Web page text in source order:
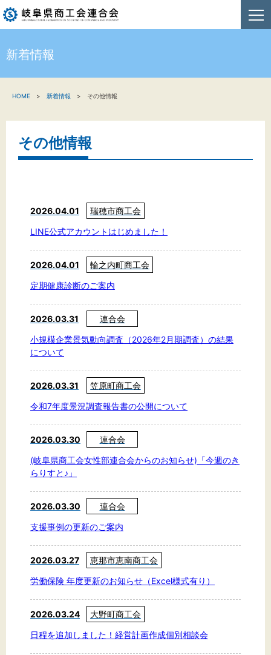
新着情報
関係機関の方へ
お問い合わせ
文字サイズ
背景色
新着情報
HOME 新着情報 その他情報
その他情報
2026.04.01
瑞穂市商工会
LINE公式アカウントはじめました！
2026.04.01
輪之内町商工会
定期健康診断のご案内
2026.03.31
連合会
小規模企業景気動向調査（2026年2月期調査）の結果
について
2026.03.31
笠原町商工会
令和7年度景況調査報告書の公開について
2026.03.30
連合会
(岐阜県商工会女性部連合会からのお知らせ)「今週のき
らりすと♪」
2026.03.30
連合会
支援事例の更新のご案内
2026.03.27
恵那市恵南商工会
労働保険 年度更新のお知らせ（Excel様式有り）
2026.03.24
大野町商工会
日程を追加しました！経営計画作成個別相談会